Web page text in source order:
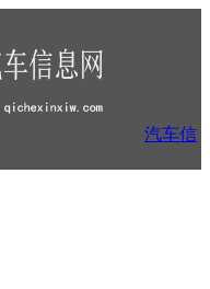
汽车信